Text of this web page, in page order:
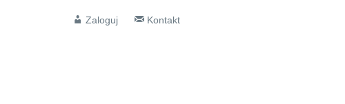
Zaloguj Kontakt